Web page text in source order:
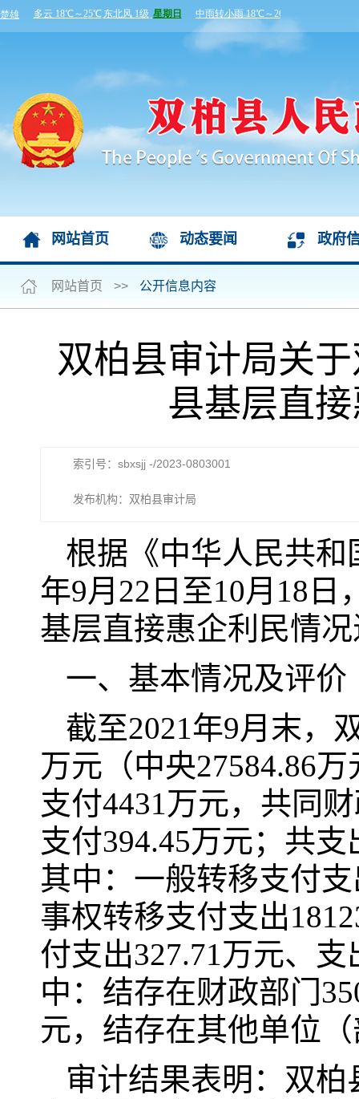
网站首页 动态要闻 政府
网站首页 >> 公开信息内容
双柏县审计局关
县基层直
索引号：sbxsjj -/2023-0803001
发布机构：双柏县审计局
根据《中华人民共和
年9月22日至10月18日
基层直接惠企利民情
一、基本情况及评价
截至2021年9月末，
万元（中央27584.86
支付4431万元，共同
支付394.45万元；共
其中：一般转移支付
事权转移支付支出
付支出327.71万元、
中：结存在财政部门
元，结存在其他单位
审计结果表明：双